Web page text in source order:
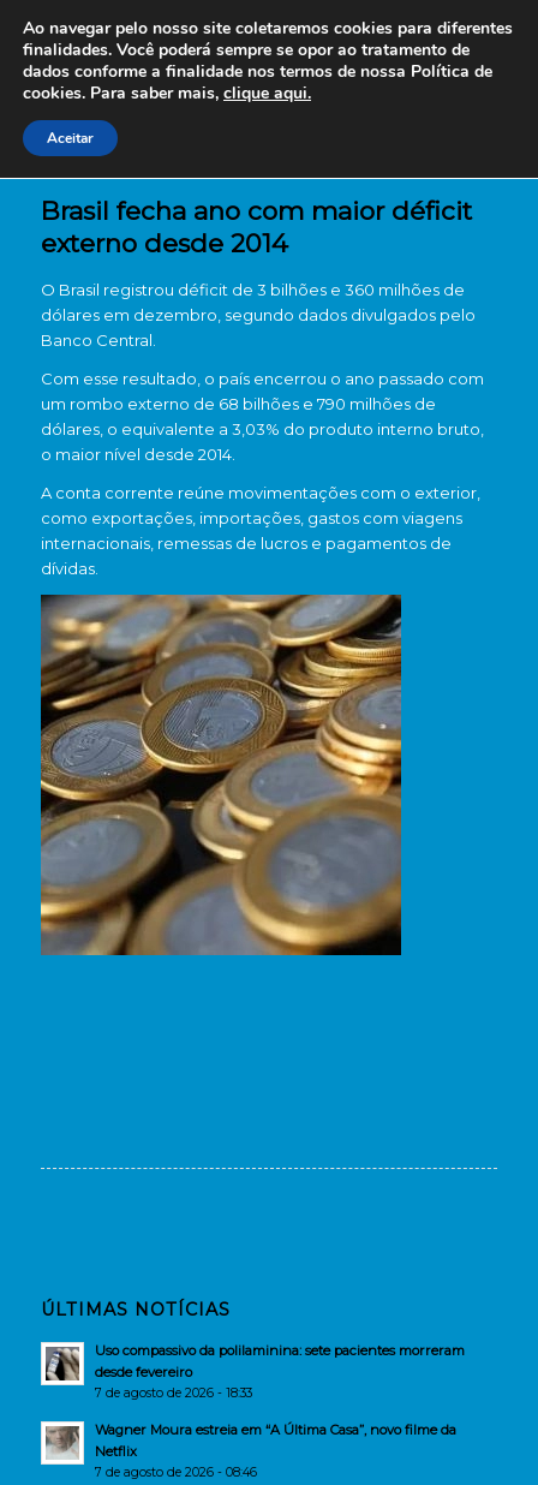
Brasil fecha ano com maior déficit
externo desde 2014
O Brasil registrou déficit de 3 bilhões e 360 milhões de
dólares em dezembro, segundo dados divulgados pelo
Banco Central.
Com esse resultado, o país encerrou o ano passado com
um rombo externo de 68 bilhões e 790 milhões de
dólares, o equivalente a 3,03% do produto interno bruto,
o maior nível desde 2014.
A conta corrente reúne movimentações com o exterior,
como exportações, importações, gastos com viagens
internacionais, remessas de lucros e pagamentos de
dívidas.
ÚLTIMAS NOTÍCIAS
Uso compassivo da polilaminina: sete pacientes morreram
desde fevereiro
7 de agosto de 2026 - 18:33
Wagner Moura estreia em “A Última Casa”, novo filme da
Netflix
7 de agosto de 2026 - 08:46
Ao navegar pelo nosso site coletaremos cookies para diferentes
finalidades. Você poderá sempre se opor ao tratamento de
dados conforme a finalidade nos termos de nossa Política de
cookies. Para saber mais, clique aqui.
Aceitar